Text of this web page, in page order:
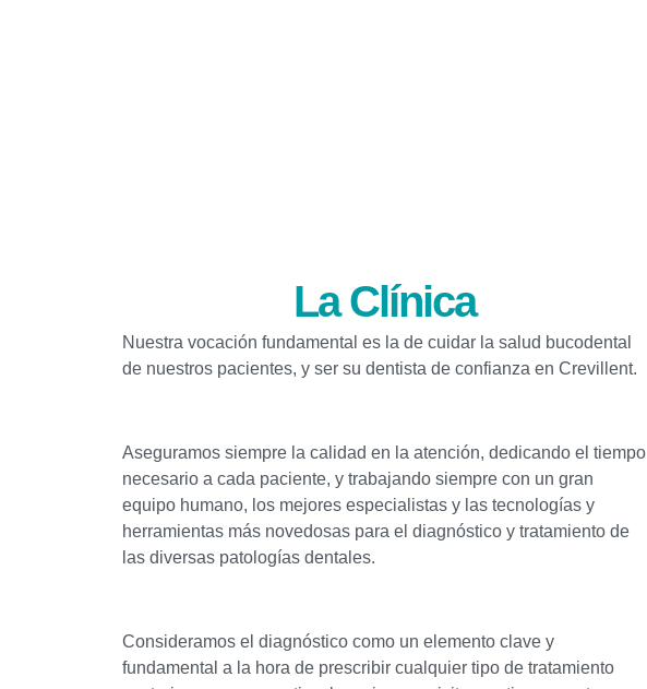
La Clínica
Nuestra vocación fundamental es la de cuidar la salud bucodental
de nuestros pacientes, y ser su dentista de confianza en Crevillent.
Aseguramos siempre la calidad en la atención, dedicando el tiempo
necesario a cada paciente, y trabajando siempre con un gran
equipo humano, los mejores especialistas y las tecnologías y
herramientas más novedosas para el diagnóstico y tratamiento de
las diversas patologías dentales.
Consideramos el diagnóstico como un elemento clave y
fundamental a la hora de prescribir cualquier tipo de tratamiento